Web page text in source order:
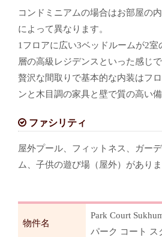
コンドミニアムの場合はお部屋の
によって異なります。
1フロアに広い3ベッドルームが2
層の高級レジデンスといった感じで
贅沢な間取りで基本的な内装はフ
ンと木目調の家具と壁で質の高い
ファシリティ
屋外プール、フィットネス、ガー
ム、子供の遊び場（屋外）がありま
物件名
Park Court
パーク コート ス